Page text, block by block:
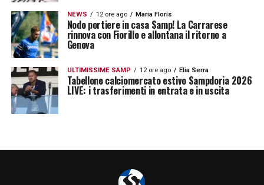
NEWS 12 ore ago Maria Floris
Nodo portiere in casa Samp! La Carrarese
rinnova con Fiorillo e allontana il ritorno a
Genova
ULTIMISSIME SAMP 12 ore ago Elia Serra
Tabellone calciomercato estivo Sampdoria 2026
LIVE: i trasferimenti in entrata e in uscita